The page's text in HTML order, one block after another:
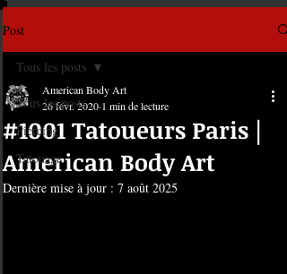
Post
Tous les posts
Piercing
Tatouage
Tous les posts
#1001 Tatoueurs Paris |
American Body Art
American Body Art
26 févr. 2020 1 min de lecture
Dernière mise à jour : 7 août 2025